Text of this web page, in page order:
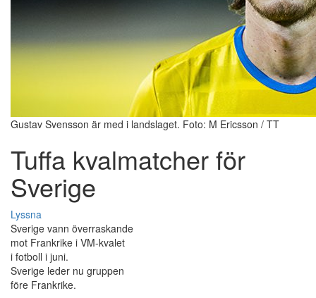
Gustav Svensson är med i landslaget. Foto: M Ericsson / TT
Tuffa kvalmatcher för
Sverige
Lyssna
Sverige vann överraskande
mot Frankrike i VM-kvalet
i fotboll i juni.
Sverige leder nu gruppen
före Frankrike.